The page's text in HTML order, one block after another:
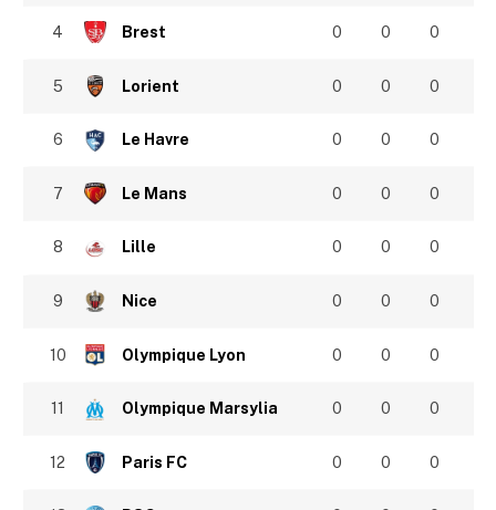
4 Brest 0 0 0
5 Lorient 0 0 0
6 Le Havre 0 0 0
7 Le Mans 0 0 0
8 Lille 0 0 0
9 Nice 0 0 0
10 Olympique Lyon 0 0 0
11 Olympique Marsylia 0 0 0
12 Paris FC 0 0 0